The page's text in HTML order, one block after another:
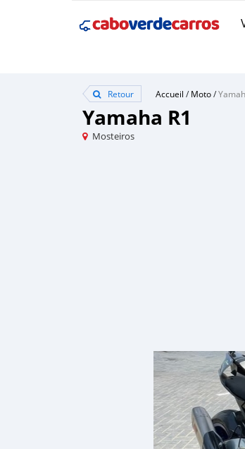
Retour Accueil /Moto/
Yamaha R1
Mosteiros